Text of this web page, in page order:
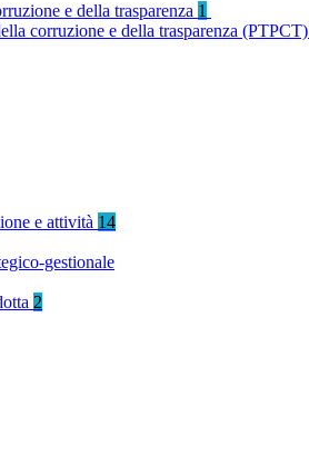
e della trasparenza 1
corruzione e della trasparenza (PTPCT)
e attività 14
gestionale
2